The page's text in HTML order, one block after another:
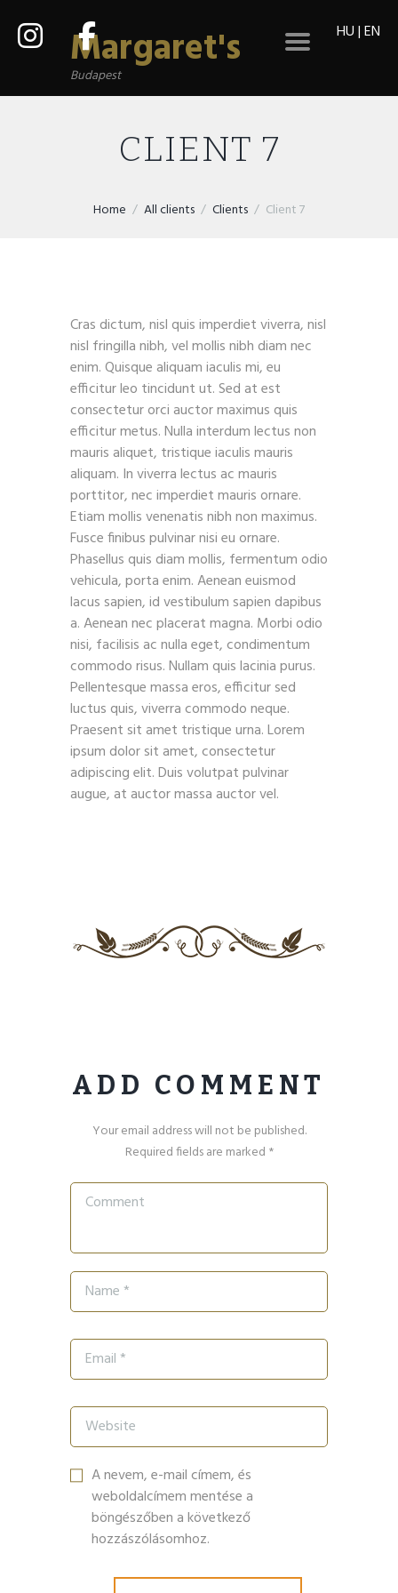
Margaret's
Budapest
HU|EN
CLIENT 7
Home All clients Clients Client 7
Cras dictum, nisl quis imperdiet viverra, nisl
nisl fringilla nibh, vel mollis nibh diam nec
enim. Quisque aliquam iaculis mi, eu
efficitur leo tincidunt ut. Sed at est
consectetur orci auctor maximus quis
efficitur metus. Nulla interdum lectus non
mauris aliquet, tristique iaculis mauris
aliquam. In viverra lectus ac mauris
porttitor, nec imperdiet mauris ornare.
Etiam mollis venenatis nibh non maximus.
Fusce finibus pulvinar nisi eu ornare.
Phasellus quis diam mollis, fermentum odio
vehicula, porta enim. Aenean euismod
lacus sapien, id vestibulum sapien dapibus
a. Aenean nec placerat magna. Morbi odio
nisi, facilisis ac nulla eget, condimentum
commodo risus. Nullam quis lacinia purus.
Pellentesque massa eros, efficitur sed
luctus quis, viverra commodo neque.
Praesent sit amet tristique urna. Lorem
ipsum dolor sit amet, consectetur
adipiscing elit. Duis volutpat pulvinar
augue, at auctor massa auctor vel.
ADD COMMENT
Your email address will not be published.
Required fields are marked *
A nevem, e-mail címem, és
weboldalcímem mentése a
böngészőben a következő
hozzászólásomhoz.